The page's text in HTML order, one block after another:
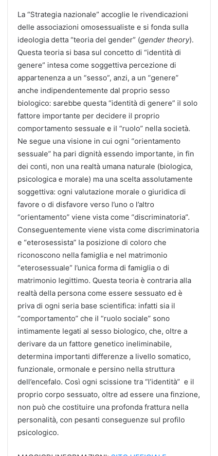
La “Strategia nazionale” accoglie le rivendicazioni
delle associazioni omosessualiste e si fonda sulla
ideologia detta “teoria del gender” (gender theory).
Questa teoria si basa sul concetto di “identità di
genere” intesa come soggettiva percezione di
appartenenza a un “sesso”, anzi, a un “genere”
anche indipendentemente dal proprio sesso
biologico: sarebbe questa “identità di genere” il solo
fattore importante per decidere il proprio
comportamento sessuale e il “ruolo” nella società.
Ne segue una visione in cui ogni “orientamento
sessuale” ha pari dignità essendo importante, in fin
dei conti, non una realtà umana naturale (biologica,
psicologica e morale) ma una scelta assolutamente
soggettiva: ogni valutazione morale o giuridica di
favore o di disfavore verso l’uno o l’altro
“orientamento” viene vista come “discriminatoria”.
Conseguentemente viene vista come discriminatoria
e “eterosessista” la posizione di coloro che
riconoscono nella famiglia e nel matrimonio
“eterosessuale” l’unica forma di famiglia o di
matrimonio legittimo. Questa teoria è contraria alla
realtà della persona come essere sessuato ed è
priva di ogni seria base scientifica: infatti sia il
“comportamento” che il “ruolo sociale” sono
intimamente legati al sesso biologico, che, oltre a
derivare da un fattore genetico ineliminabile,
determina importanti differenze a livello somatico,
funzionale, ormonale e persino nella struttura
dell’encefalo. Così ogni scissione tra “l’identità” e il
proprio corpo sessuato, oltre ad essere una finzione,
non può che costituire una profonda frattura nella
personalità, con pesanti conseguenze sul profilo
psicologico.